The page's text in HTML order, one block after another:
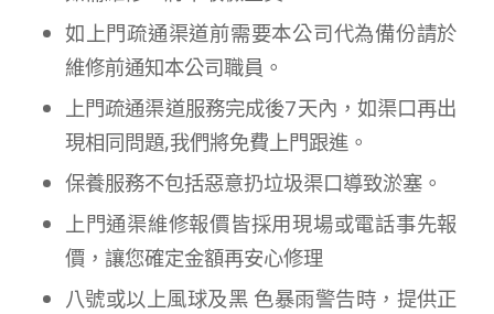
如上門疏通渠道前需要本公司代為備份請於
維修前通知本公司職員。
上門疏通渠道服務完成後7天內，如渠口再出
現相同問題,我們將免費上門跟進。
保養服務不包括惡意扔垃圾渠口導致淤塞。
上門通渠維修報價皆採用現場或電話事先報
價，讓您確定金額再安心修理
八號或以上風球及黑 色暴雨警告時，提供正